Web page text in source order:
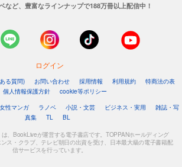
など、豊富なラインナップで188万冊以上配信中！
ログイン
る質問) お問い合わせ 採用情報 利用規約
特商法の表
個人情報保護方針
cookie等ポリシー
性マンガ ラノベ 小説・文芸 ビジネス・実用
雑誌・写
真集
TL BL
、BookLiveが運営する電子書店です。TOPPANホールディング
ス・クラブ、テレビ朝日の出資を受け、日本最大級の電子書籍配
信サービスを行っています。